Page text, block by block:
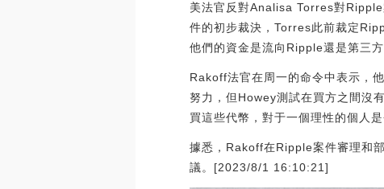
美法官反對Analisa Torres對
件的初步裁決，Torres此前裁定
他們的資金是流向Ripple還是第三方
Rakoff法官在周一的命令中表示，
努力，但Howey測試在買方之間沒
買這些代幣，對于一個理性的個人
據悉，Rakoff在Ripple案件審理和
議。[2023/8/1 16:10:21]